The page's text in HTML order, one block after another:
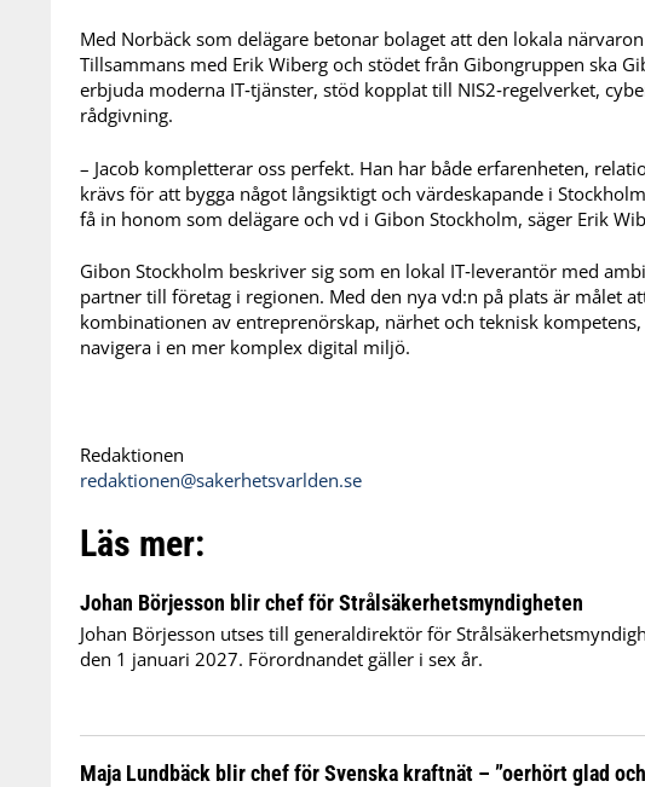
Med Norbäck som delägare betonar bolaget att den lokala
Tillsammans med Erik Wiberg och stödet från Gibongruppen ska
erbjuda moderna IT‑tjänster, stöd kopplat till NIS2‑regelverket,
rådgivning.
– Jacob kompletterar oss perfekt. Han har både erfarenheten,
krävs för att bygga något långsiktigt och värdeskapande i
få in honom som delägare och vd i Gibon Stockholm, säger Erik
Gibon Stockholm beskriver sig som en lokal IT‑leverantör med
partner till företag i regionen. Med den nya vd:n på plats är målet
kombinationen av entreprenörskap, närhet och teknisk
navigera i en mer komplex digital miljö.
Redaktionen
redaktionen@sakerhetsvarlden.se
Läs mer:
Johan Börjesson blir chef för Strålsäkerhetsmyndigheten
Johan Börjesson utses till generaldirektör för
den 1 januari 2027. Förordnandet gäller i sex år.
Maja Lundbäck blir chef för Svenska kraftnät – ”oerhört glad